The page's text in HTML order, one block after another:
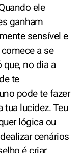
ele
ganham
sensível e
a se
no dia a
te
pode te fazer
tua lucidez. Teu
lógica ou
cenários